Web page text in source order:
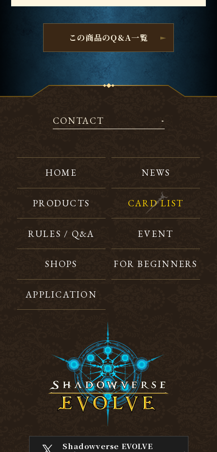
この商品のQ&A一覧
CONTACT
HOME NEWS
PRODUCTS CARD LIST
RULES / Q&A EVENT
SHOPS FOR BEGINNERS
APPLICATION
Shadowverse EVOLVE